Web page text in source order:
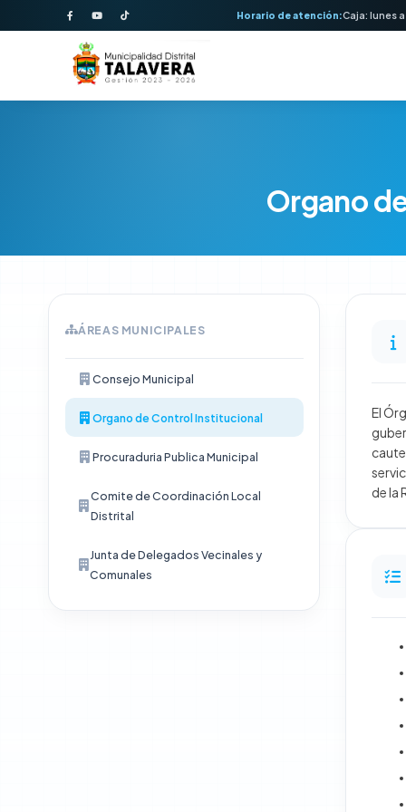
Horario de atención:Caja: lunes
Organo
ÁREAS MUNICIPALES
Consejo Municipal
Organo de Control Institucional
Procuraduria Publica Municipal
Comite de Coordinación Local
Distrital
Junta de Delegados Vecinales y
Comunales
El
de la